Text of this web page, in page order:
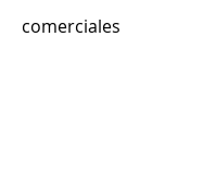
comerciales